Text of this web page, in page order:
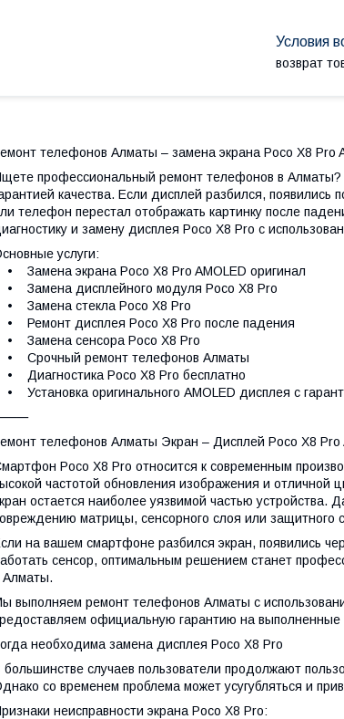
возврат
телефонов Алматы – замена экрана Poco X8 Pro
профессиональный ремонт телефонов в Алматы?
качества. Если дисплей разбился,
телефон перестал отображать картинку после
и замену дисплея Poco X8 Pro с
услуги:
• Замена экрана Poco X8 Pro AMOLED оригинал
• Замена дисплейного модуля Poco X8 Pro
• Замена стекла Poco X8 Pro
• Ремонт дисплея Poco X8 Pro после падения
• Замена сенсора Poco X8 Pro
• Срочный ремонт телефонов Алматы
• Диагностика Poco X8 Pro бесплатно
• Установка оригинального AMOLED дисплея с
телефонов Алматы Экран – Дисплей Poco X8 Pro
Poco X8 Pro относится к современным
частотой обновления изображения и отличной
остается наиболее уязвимой частью устройства.
матрицы, сенсорного слоя или защитного
на вашем смартфоне разбился экран, появились
сенсор, оптимальным решением станет
Алматы.
выполняем ремонт телефонов Алматы с
официальную гарантию на
необходима замена дисплея Poco X8 Pro
большинстве случаев пользователи продолжают
со временем проблема может усугубляться и
неисправности экрана Poco X8 Pro: